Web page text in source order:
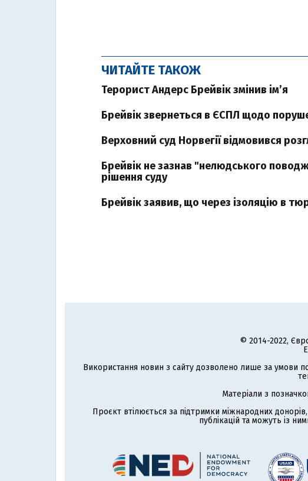
ЧИТАЙТЕ ТАКОЖ
Терорист Андерс Брейвік змінив ім’я
Брейвік звернеться в ЄСПЛ щодо
Верховний суд Норвегії відмовився
Брейвік не зазнав "нелюдського
рішення суду
Брейвік заявив, що через ізоляцію в
© 2014-2022,
Використання новин з сайту дозволено лише за умови
Матеріали з
Проєкт втілюється за підтримки міжнародних
публікацій та можуть із